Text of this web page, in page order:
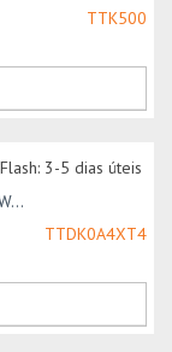
TTK500
TTDK0A4XT4